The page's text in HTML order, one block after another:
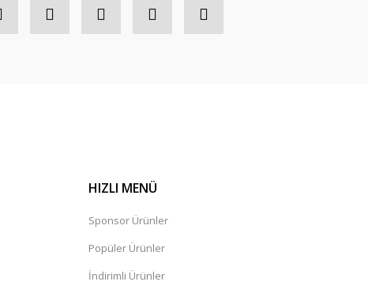
HIZLI MENÜ
Sponsor Ürünler
Popüler Ürünler
İndirimli Ürünler